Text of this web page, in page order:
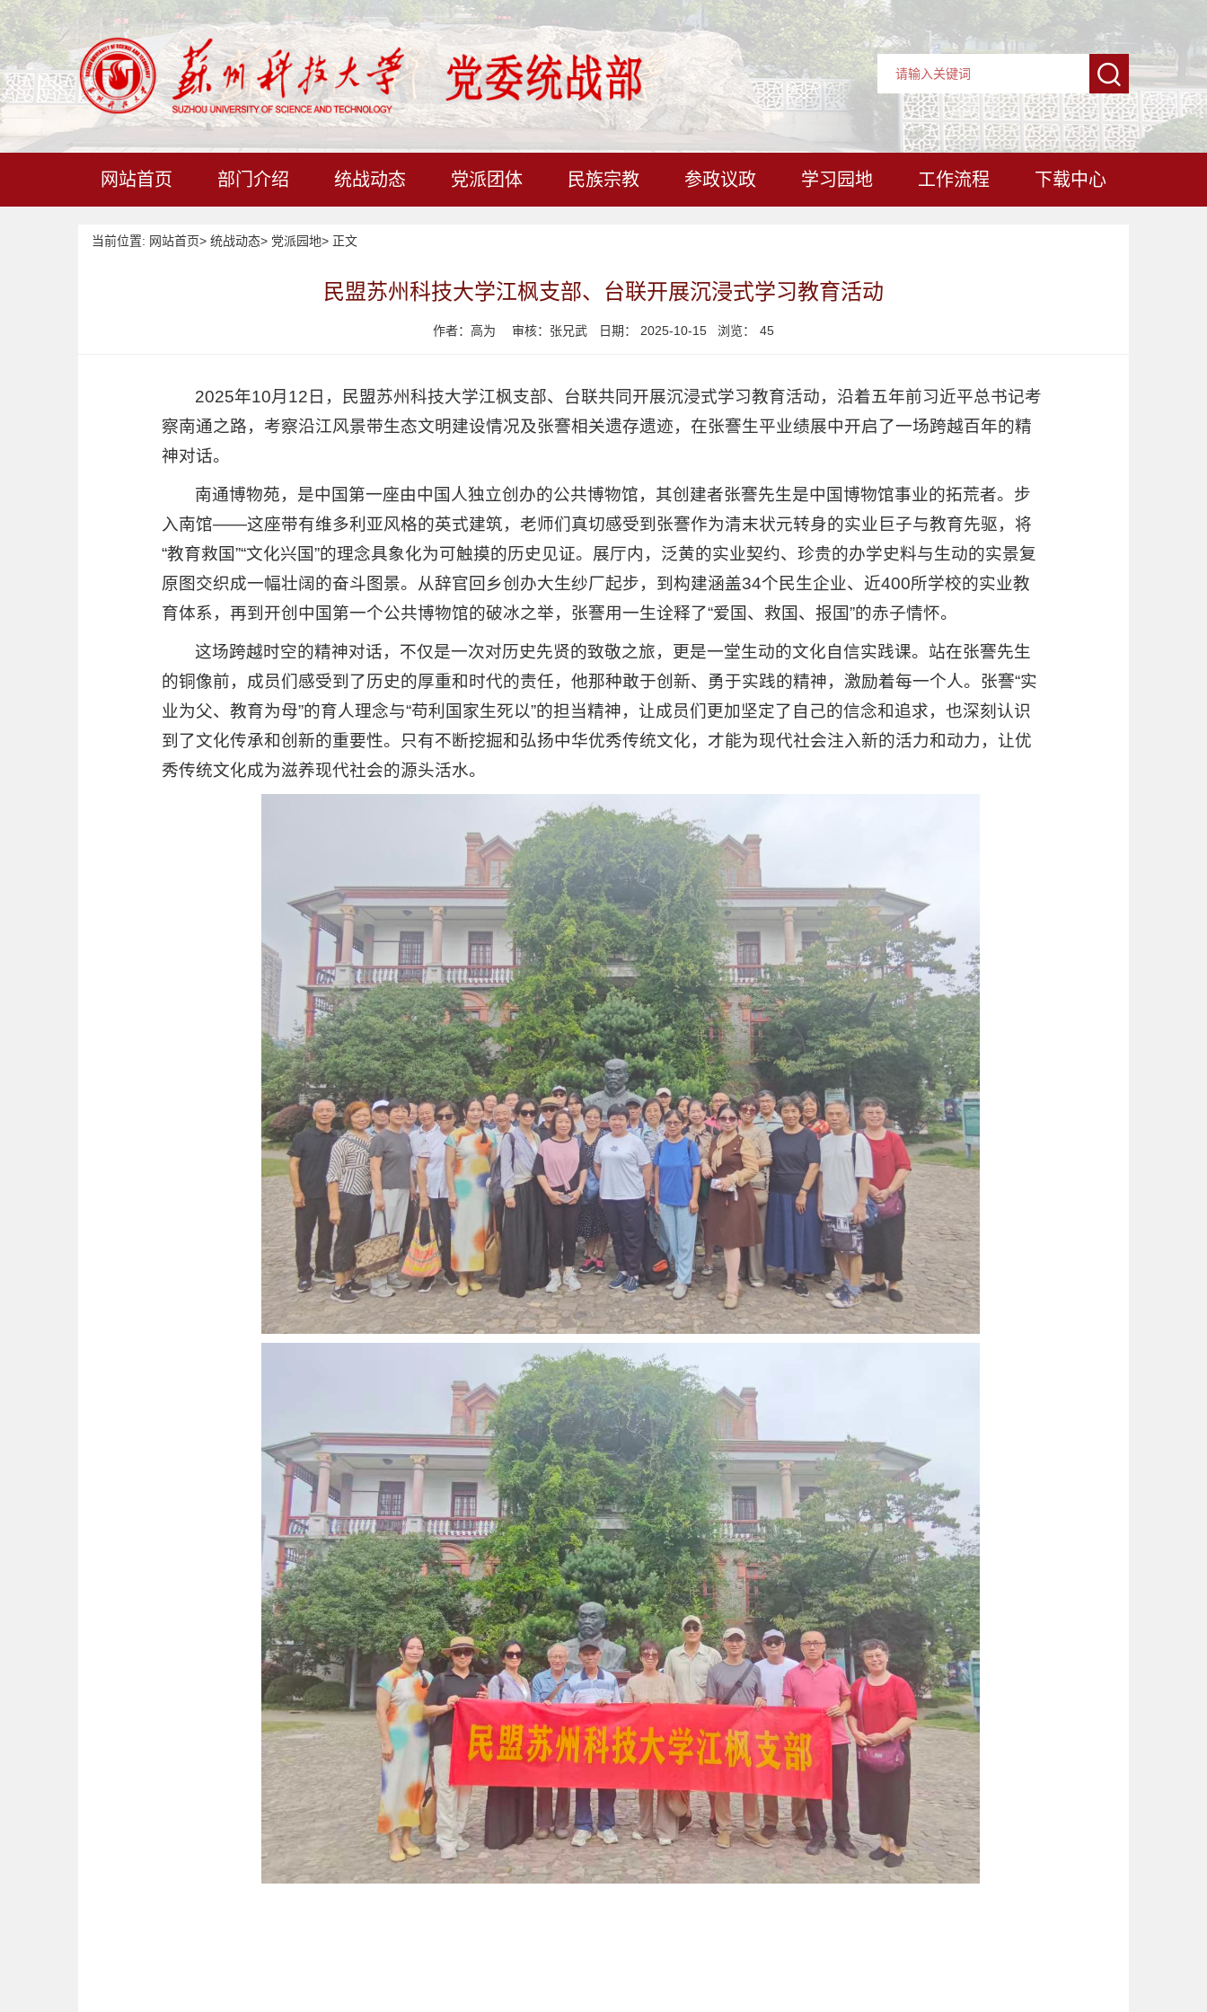
网站首页 部门介绍 统战动态 党派团体 民族宗教 参政议政 学习园地 工作流程 下载中心
当前位置: 网站首页> 统战动态> 党派园地> 正文
民盟苏州科技大学江枫支部、台联开展沉浸式学习教育活动
作者：高为 审核：张兄武 日期： 2025-10-15 浏览： 45
2025年10月12日，民盟苏州科技大学江枫支部、台联共同开展沉浸式学习教育活动，沿着五年前习近平总书记考
察南通之路，考察沿江风景带生态文明建设情况及张謇相关遗存遗迹，在张謇生平业绩展中开启了一场跨越百年的精
神对话。
南通博物苑，是中国第一座由中国人独立创办的公共博物馆，其创建者张謇先生是中国博物馆事业的拓荒者。步
入南馆——这座带有维多利亚风格的英式建筑，老师们真切感受到张謇作为清末状元转身的实业巨子与教育先驱，将
“教育救国”“文化兴国”的理念具象化为可触摸的历史见证。展厅内，泛黄的实业契约、珍贵的办学史料与生动的实景复
原图交织成一幅壮阔的奋斗图景。从辞官回乡创办大生纱厂起步，到构建涵盖34个民生企业、近400所学校的实业教
育体系，再到开创中国第一个公共博物馆的破冰之举，张謇用一生诠释了“爱国、救国、报国”的赤子情怀。
这场跨越时空的精神对话，不仅是一次对历史先贤的致敬之旅，更是一堂生动的文化自信实践课。站在张謇先生
的铜像前，成员们感受到了历史的厚重和时代的责任，他那种敢于创新、勇于实践的精神，激励着每一个人。张謇“实
业为父、教育为母”的育人理念与“苟利国家生死以”的担当精神，让成员们更加坚定了自己的信念和追求，也深刻认识
到了文化传承和创新的重要性。只有不断挖掘和弘扬中华优秀传统文化，才能为现代社会注入新的活力和动力，让优
秀传统文化成为滋养现代社会的源头活水。